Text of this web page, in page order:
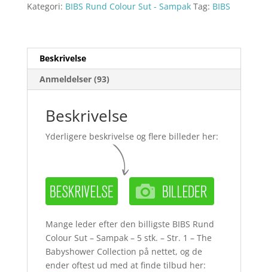
Kategori: BIBS Rund Colour Sut - Sampak Tag: BIBS
Beskrivelse
Anmeldelser (93)
Beskrivelse
Yderligere beskrivelse og flere billeder her:
Mange leder efter den billigste BIBS Rund
Colour Sut – Sampak – 5 stk. – Str. 1 – The
Babyshower Collection på nettet, og de
ender oftest ud med at finde tilbud her: